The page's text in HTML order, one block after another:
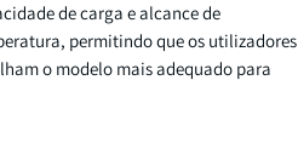
de carga e alcance de
permitindo que os utilizadores
o modelo mais adequado para